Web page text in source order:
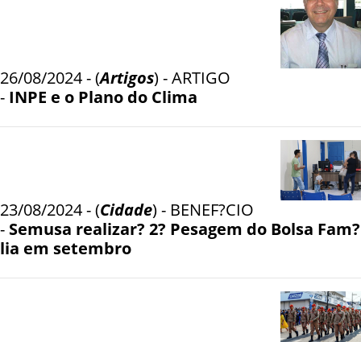
26/08/2024 - (Artigos) - ARTIGO
- INPE e o Plano do Clima
23/08/2024 - (Cidade) - BENEF?CIO
- Semusa realizar? 2? Pesagem do Bolsa Fam?
lia em setembro